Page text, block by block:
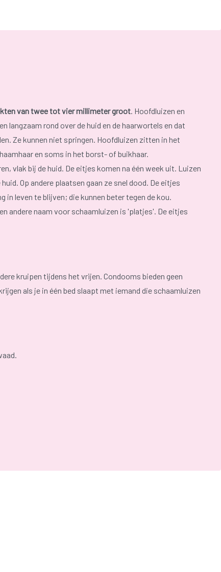
van twee tot vier millimeter groot. Hoofdluizen en
langzaam rond over de huid en de haarwortels en dat
Ze kunnen niet springen. Hoofdluizen zitten in het
en soms in het borst- of buikhaar.
vlak bij de huid. De eitjes komen na één week uit. Luizen
Op andere plaatsen gaan ze snel dood. De eitjes
leven te blijven; die kunnen beter tegen de kou.
andere naam voor schaamluizen is 'platjes'. De eitjes
kruipen tijdens het vrijen. Condooms bieden geen
als je in één bed slaapt met iemand die schaamluizen